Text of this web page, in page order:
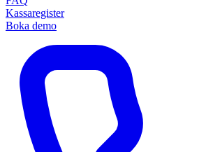
Kassaregister
Boka demo